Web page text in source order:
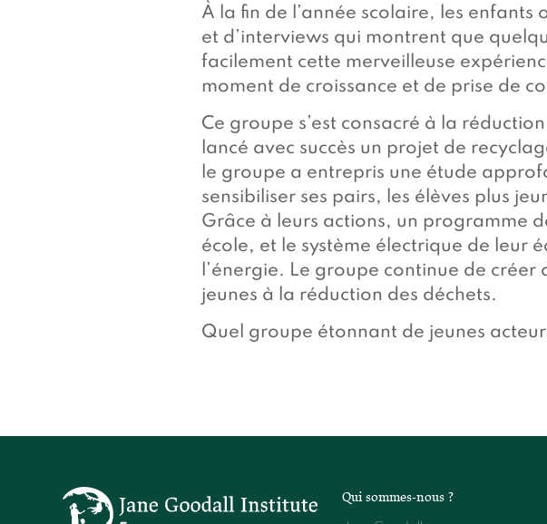
À la fin de l’année scolaire, les
et d’interviews qui montrent que
facilement cette merveilleuse
moment de croissance et de prise de
Ce groupe s’est consacré à la
lancé avec succès un projet de
le groupe a entrepris une étude
sensibiliser ses pairs, les élèves plus
Grâce à leurs actions, un programme
école, et le système électrique de leur
l’énergie. Le groupe continue de créer
jeunes à la réduction des déchets.
Quel groupe étonnant de jeunes
Qui sommes-nous ?